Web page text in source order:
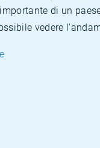
di un
vedere